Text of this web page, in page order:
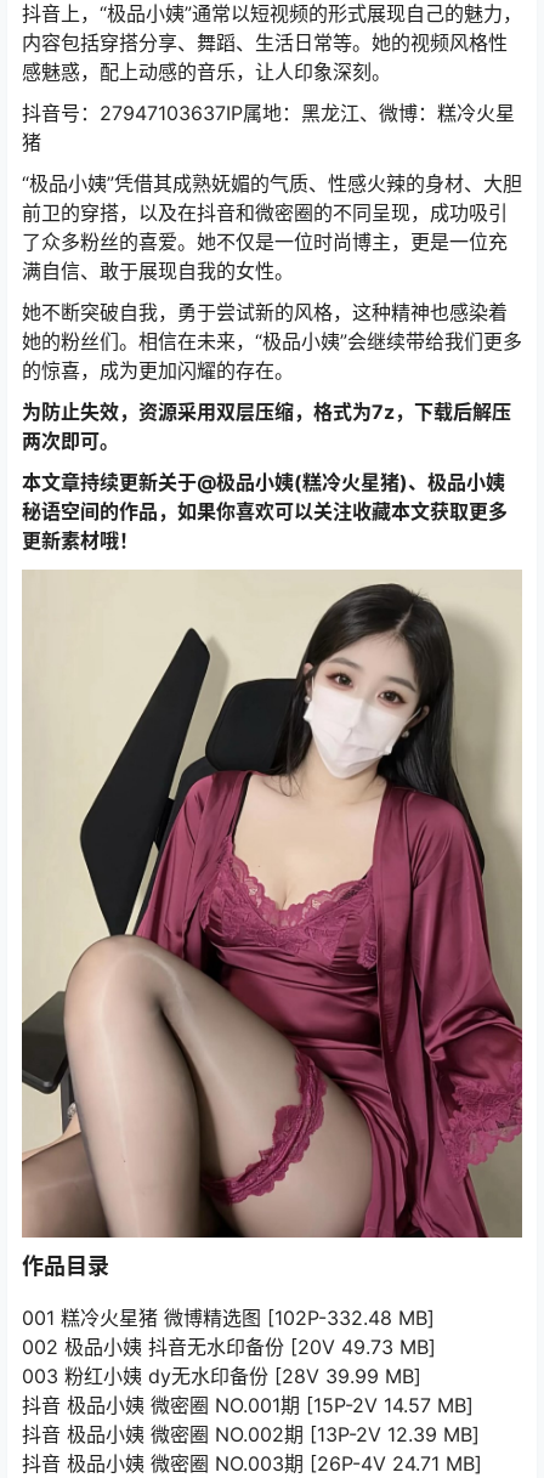
抖音上，“极品小姨”通常以短视频的形式展现自己的魅力，
内容包括穿搭分享、舞蹈、生活日常等。她的视频风格性
感魅惑，配上动感的音乐，让人印象深刻。
抖音号：27947103637IP属地：黑龙江、微博：糕冷火星
猪
“极品小姨”凭借其成熟妩媚的气质、性感火辣的身材、大胆
前卫的穿搭，以及在抖音和微密圈的不同呈现，成功吸引
了众多粉丝的喜爱。她不仅是一位时尚博主，更是一位充
满自信、敢于展现自我的女性。
她不断突破自我，勇于尝试新的风格，这种精神也感染着
她的粉丝们。相信在未来，“极品小姨”会继续带给我们更多
的惊喜，成为更加闪耀的存在。
为防止失效，资源采用双层压缩，格式为7z，下载后解压
两次即可。
本文章持续更新关于@极品小姨(糕冷火星猪)、极品小姨
秘语空间的作品，如果你喜欢可以关注收藏本文获取更多
更新素材哦！
作品目录
001 糕冷火星猪 微博精选图 [102P-332.48 MB]
002 极品小姨 抖音无水印备份 [20V 49.73 MB]
003 粉红小姨 dy无水印备份 [28V 39.99 MB]
抖音 极品小姨 微密圈 NO.001期 [15P-2V 14.57 MB]
抖音 极品小姨 微密圈 NO.002期 [13P-2V 12.39 MB]
抖音 极品小姨 微密圈 NO.003期 [26P-4V 24.71 MB]